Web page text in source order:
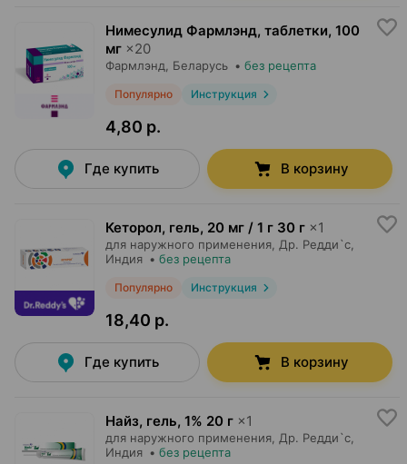
Нимесулид Фармлэнд, таблетки, 100
мг ×20
Фармлэнд , Беларусь • без рецепта
Популярно Инструкция
4,80 р.
Где купить В корзину
Кеторол, гель, 20 мг / 1 г 30 г ×1
для наружного применения, Др. Редди`с
Индия • без рецепта
Популярно Инструкция
18,40 р.
Где купить В корзину
Найз, гель, 1% 20 г ×1
для наружного применения, Др. Редди`с
Индия • без рецепта